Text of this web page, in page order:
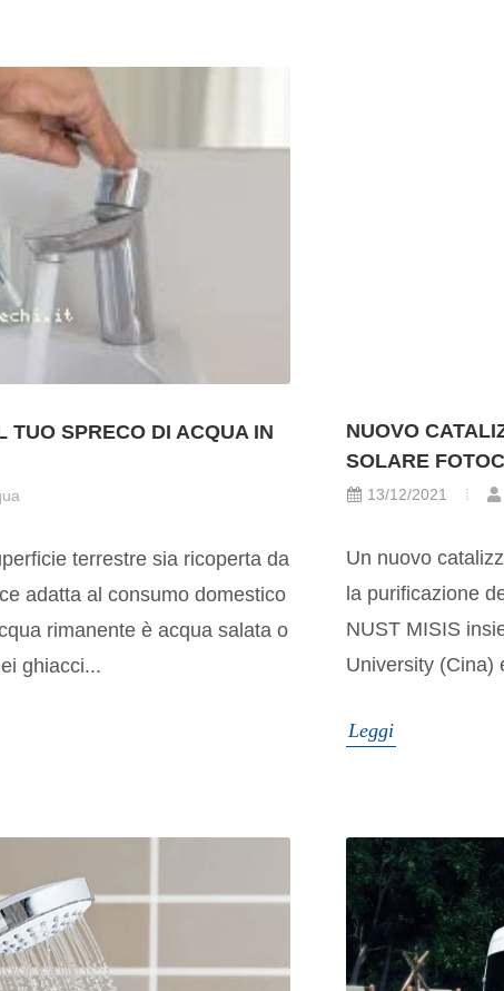
TUO SPRECO DI ACQUA IN
terrestre sia ricoperta da
adatta al consumo domestico
rimanente è acqua salata o
ghiacci...
NUOVO
SOLARE
13/12/2021
Un nuovo
la purificazione
NUST MISIS
University (Cina)
Leggi